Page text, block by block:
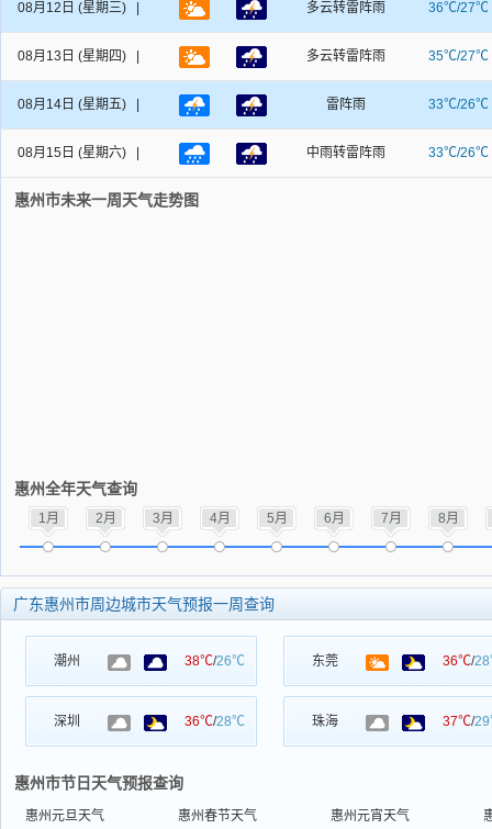
08月12日 (星期三) | 多云转雷阵雨 36℃/27℃
08月13日 (星期四) | 多云转雷阵雨 35℃/27℃
08月14日 (星期五) | 雷阵雨 33℃/26℃
08月15日 (星期六) | 中雨转雷阵雨 33℃/26℃
惠州市未来一周天气走势图
惠州全年天气查询
1月 2月 3月 4月 5月 6月 7月 8月
广东惠州市周边城市天气预报一周查询
潮州 38℃/26℃ 东莞 36℃/
深圳 36℃/28℃ 珠海 37℃/
惠州市节日天气预报查询
惠州元旦天气 惠州春节天气 惠州元宵天气